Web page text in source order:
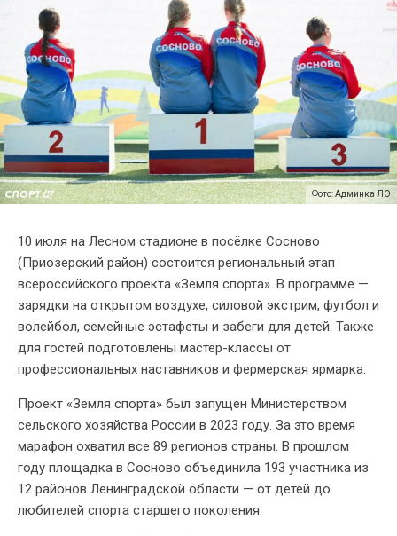
Фото: Админка ЛО
10 июля на Лесном стадионе в посёлке Сосново
(Приозерский район) состоится региональный этап
всероссийского проекта «Земля спорта». В программе —
зарядки на открытом воздухе, силовой экстрим, футбол и
волейбол, семейные эстафеты и забеги для детей. Также
для гостей подготовлены мастер-классы от
профессиональных наставников и фермерская ярмарка.
Проект «Земля спорта» был запущен Министерством
сельского хозяйства России в 2023 году. За это время
марафон охватил все 89 регионов страны. В прошлом
году площадка в Сосново объединила 193 участника из
12 районов Ленинградской области — от детей до
любителей спорта старшего поколения.